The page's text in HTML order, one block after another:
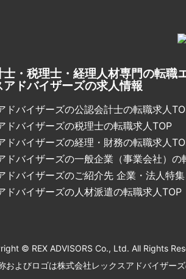
士・税理士・経理人材専門の転職
アドバイザーズの求人情報
ドバイザーズの公認会計士の転職求人
ドバイザーズの税理士の転職求人TOP
ドバイザーズの経理・財務の転職求人
ドバイザーズの一般企業（事業会社）の
ドバイザーズのご紹介先 企業・法人特集
ドバイザーズの人材派遣の転職求人TOP
© REX ADVISORS Co., Ltd. All Rights
およびロゴは株式会社レックスアドバイザーズ